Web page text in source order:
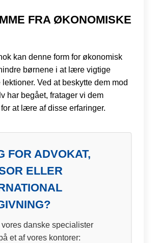
FRA ØKONOMISKE
kan denne form for økonomisk
børnene i at lære vigtige
Ved at beskytte dem mod
har begået, fratager vi dem
at lære af disse erfaringer.
FOR ADVOKAT,
ELLER
vores danske specialister
et af vores kontorer: